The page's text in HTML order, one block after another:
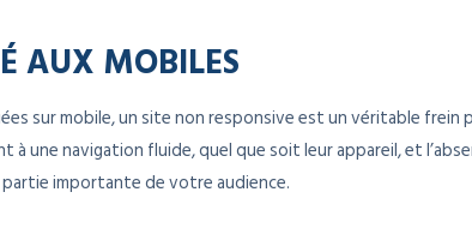
AUX MOBILES
sur mobile, un site non responsive est un véritable frein
à une navigation fluide, quel que soit leur appareil, et
importante de votre audience.